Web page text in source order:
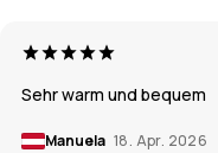
Sehr warm und bequem
Manuela 18. Apr. 2026